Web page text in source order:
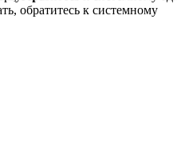
обратитесь к системному